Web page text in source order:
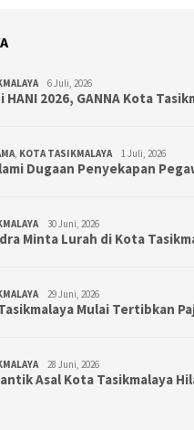
6 Juli, 2026
2026, GANNA Kota
KOTA TASIKMALAYA 1 Juli, 2026
Dugaan Penyekapan
30 Juni, 2026
Minta Lurah di Kota
29 Juni, 2026
Mulai Tertibkan
28 Juni, 2026
Asal Kota Tasikmalaya